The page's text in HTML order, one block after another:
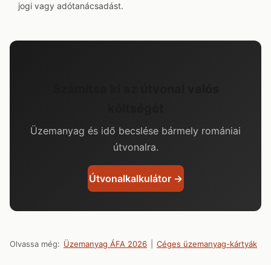
jogi vagy adótanácsadást.
Üzemanyag és idő becslése bármely romániai
útvonalra.
Útvonalkalkulátor →
Olvassa még: Üzemanyag ÁFA 2026 Céges üzemanyag-kártyák